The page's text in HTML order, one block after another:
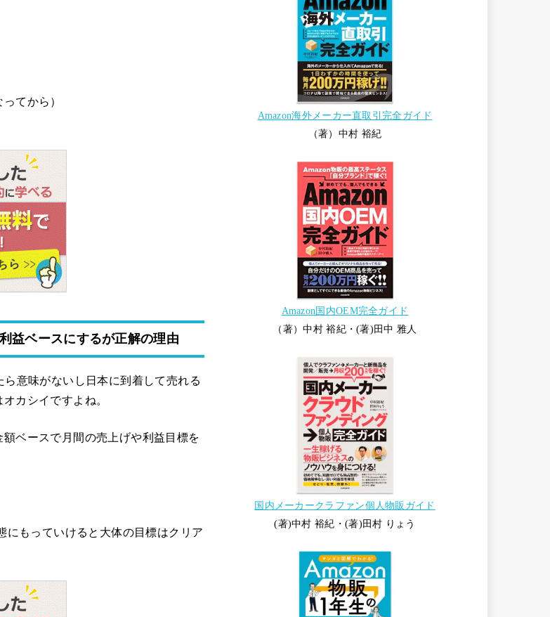
てから）
益ベースにするが正解の理由
ら意味がないし日本に到着して売れる
カシイですよね。
ベースで月間の売上げや利益目標を
にもっていけると大体の目標はクリア
Amazon海外メーカー直取引完全ガイド
（著）中村 裕紀
Amazon国内OEM完全ガイド
（著）中村 裕紀・(著)田中 雅人
国内メーカークラファン個人物販ガイド
(著)中村 裕紀・(著)田村 りょう